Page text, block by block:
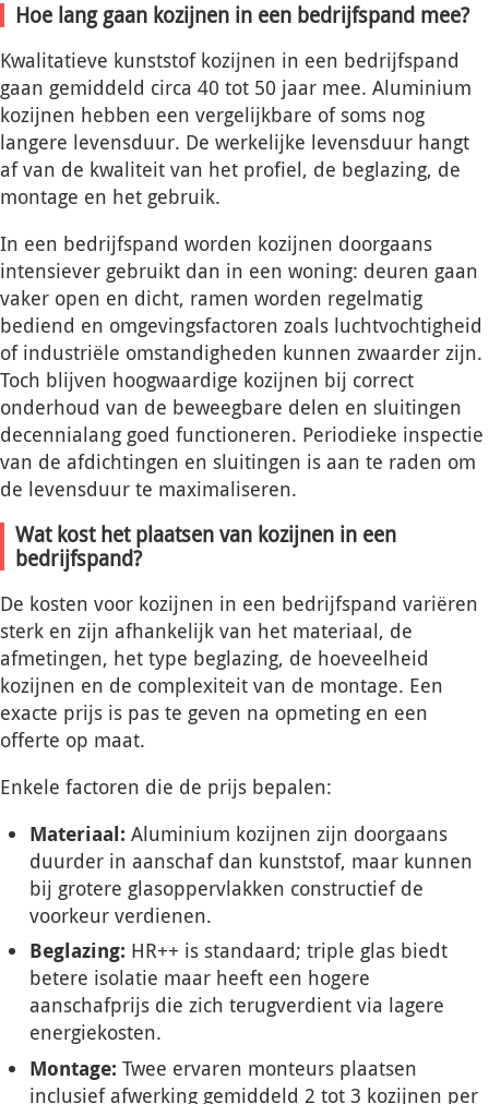
Hoe lang gaan kozijnen in een bedrijfspand mee?
Kwalitatieve kunststof kozijnen in een bedrijfspand
gaan gemiddeld circa 40 tot 50 jaar mee. Aluminium
kozijnen hebben een vergelijkbare of soms nog
langere levensduur. De werkelijke levensduur hangt
af van de kwaliteit van het profiel, de beglazing, de
montage en het gebruik.
In een bedrijfspand worden kozijnen doorgaans
intensiever gebruikt dan in een woning: deuren gaan
vaker open en dicht, ramen worden regelmatig
bediend en omgevingsfactoren zoals luchtvochtigheid
of industriële omstandigheden kunnen zwaarder zijn.
Toch blijven hoogwaardige kozijnen bij correct
onderhoud van de beweegbare delen en sluitingen
decennialang goed functioneren. Periodieke inspectie
van de afdichtingen en sluitingen is aan te raden om
de levensduur te maximaliseren.
Wat kost het plaatsen van kozijnen in een
bedrijfspand?
De kosten voor kozijnen in een bedrijfspand variëren
sterk en zijn afhankelijk van het materiaal, de
afmetingen, het type beglazing, de hoeveelheid
kozijnen en de complexiteit van de montage. Een
exacte prijs is pas te geven na opmeting en een
offerte op maat.
Enkele factoren die de prijs bepalen:
Materiaal: Aluminium kozijnen zijn doorgaans
duurder in aanschaf dan kunststof, maar kunnen
bij grotere glasoppervlakken constructief de
voorkeur verdienen.
Beglazing: HR++ is standaard; triple glas biedt
betere isolatie maar heeft een hogere
aanschafprijs die zich terugverdient via lagere
energiekosten.
Montage: Twee ervaren monteurs plaatsen
inclusief afwerking gemiddeld 2 tot 3 kozijnen per